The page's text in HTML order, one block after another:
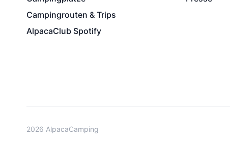
Campingrouten & Trips
AlpacaClub Spotify
2026 AlpacaCamping